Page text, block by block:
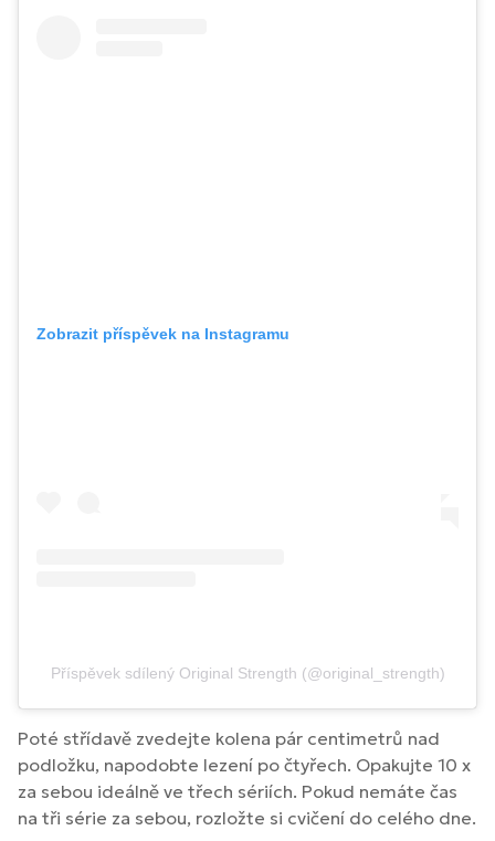
Zobrazit příspěvek na Instagramu
Příspěvek sdílený Original Strength (@original_strength)
Poté střídavě zvedejte kolena pár centimetrů nad
podložku, napodobte lezení po čtyřech. Opakujte 10 x
za sebou ideálně ve třech sériích. Pokud nemáte čas
na tři série za sebou, rozložte si cvičení do celého dne.